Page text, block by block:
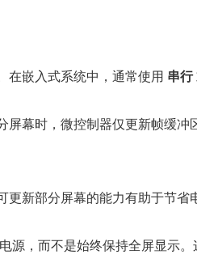
在嵌入式系统中，通常使用 串行
幕时，微控制器仅更新帧缓
新部分屏幕的能力有助于节
源，而不是始终保持全屏显示